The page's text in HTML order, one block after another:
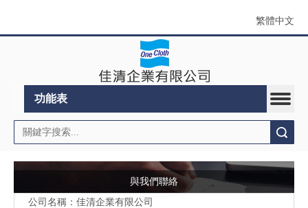
繁體中文
功能表
與我們聯絡
公司名稱：佳清企業有限公司